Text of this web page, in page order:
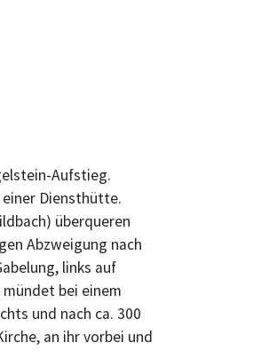
Aufstieg.
Diensthütte.
überqueren
Abzweigung nach
links auf
bei einem
und nach ca. 300
an ihr vorbei und